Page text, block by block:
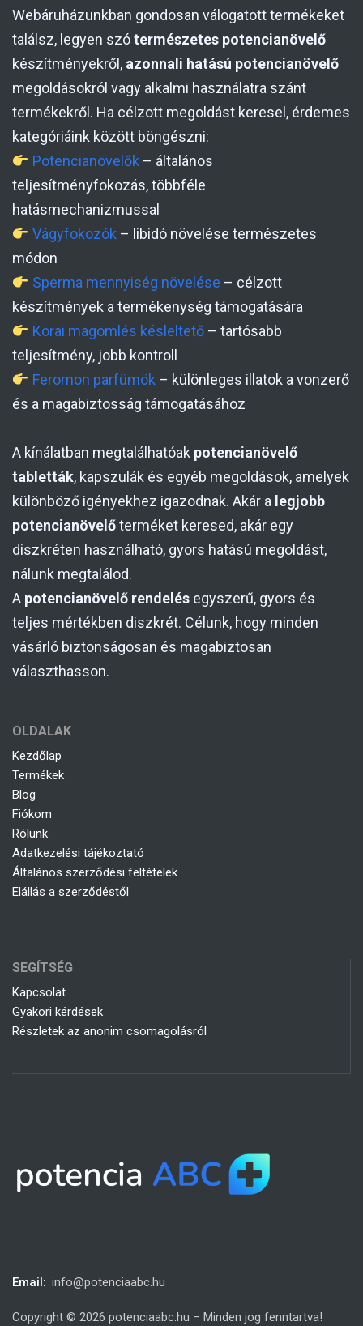
Webáruházunkban gondosan válogatott termékeket
találsz, legyen szótermészetes potencianövelő
készítményekről, azonnali hatású potencianövelő
megoldásokról vagy alkalmi használatra szánt
termékekről. Ha célzott megoldást keresel, érdemes
kategóriáink között böngészni:
Potencianövelők – általános
teljesítményfokozás, többféle
hatásmechanizmussal
Vágyfokozók – libidó növelése természetes
módon
Sperma mennyiség növelése – célzott
készítmények a termékenység támogatására
Korai magömlés késleltető– tartósabb
teljesítmény, jobb kontroll
Feromon parfümök – különleges illatok a vonzerő
és a magabiztosság támogatásához
A kínálatban megtalálhatóak potencianövelő
tabletták, kapszulák és egyéb megoldások, amelyek
különböző igényekhez igazodnak. Akár a legjobb
potencianövelőterméket keresed, akár egy
diszkréten használható, gyors hatású megoldást,
nálunk megtalálod.
A potencianövelő rendelés egyszerű, gyors és
teljes mértékben diszkrét. Célunk, hogy minden
vásárló biztonságosan és magabiztosan
választhasson.
OLDALAK
Kezdőlap
Termékek
Blog
Fiókom
Rólunk
Adatkezelési tájékoztató
Általános szerződési feltételek
Elállás a szerződéstől
SEGÍTSÉG
Kapcsolat
Gyakori kérdések
Részletek az anonim csomagolásról
Email: info@potenciaabc.hu
Copyright © 2026 potenciaabc.hu – Minden jog fenntartva!